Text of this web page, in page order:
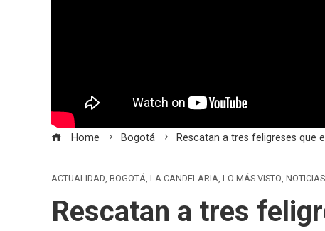
Home Bogotá Rescatan a tres feligreses que
ACTUALIDAD, BOGOTÁ, LA CANDELARIA, LO MÁS VISTO, NOTICIAS
Rescatan a tres